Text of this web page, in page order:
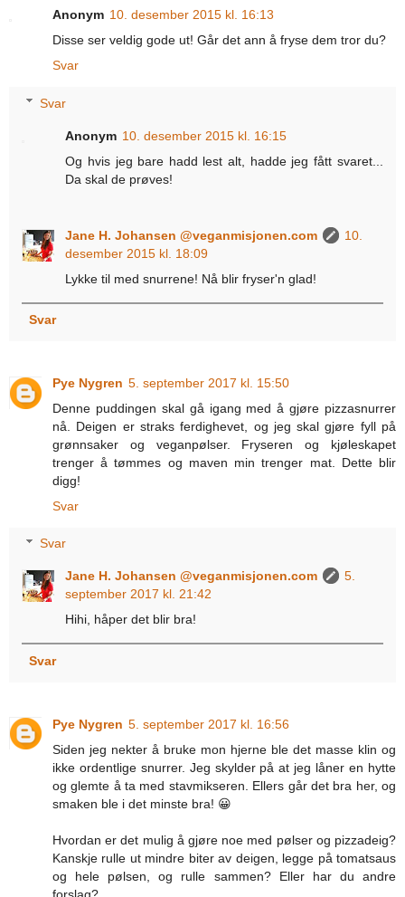
Anonym 10. desember 2015 kl. 16:13
Disse ser veldig gode ut! Går det ann å fryse dem tror du?
Svar
Svar
Anonym 10. desember 2015 kl. 16:15
Og hvis jeg bare hadd lest alt, hadde jeg fått svaret...
Da skal de prøves!
Jane H. Johansen @veganmisjonen.com
10.
desember 2015 kl. 18:09
Lykke til med snurrene! Nå blir fryser'n glad!
Svar
Pye Nygren 5. september 2017 kl. 15:50
Denne puddingen skal gå igang med å gjøre pizzasnurrer
nå. Deigen er straks ferdighevet, og jeg skal gjøre fyll på
grønnsaker og veganpølser. Fryseren og kjøleskapet
trenger å tømmes og maven min trenger mat. Dette blir
digg!
Svar
Svar
Jane H. Johansen @veganmisjonen.com
5.
september 2017 kl. 21:42
Hihi, håper det blir bra!
Svar
Pye Nygren 5. september 2017 kl. 16:56
Siden jeg nekter å bruke mon hjerne ble det masse klin og
ikke ordentlige snurrer. Jeg skylder på at jeg låner en hytte
og glemte å ta med stavmikseren. Ellers går det bra her, og
smaken ble i det minste bra! 😀
Hvordan er det mulig å gjøre noe med pølser og pizzadeig?
Kanskje rulle ut mindre biter av deigen, legge på tomatsaus
og hele pølsen, og rulle sammen? Eller har du andre
forslag?